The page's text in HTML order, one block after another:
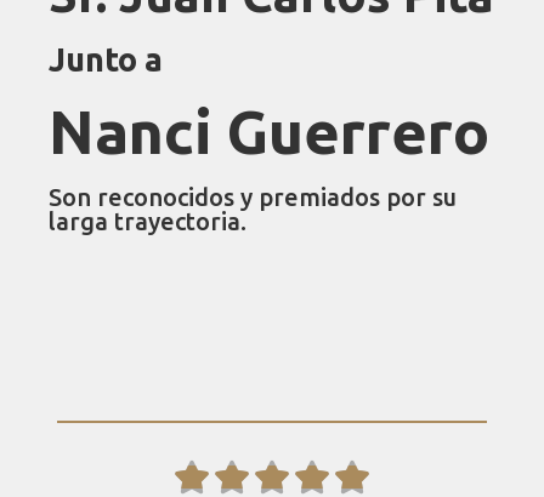
Junto a
Nanci Guerrero
Son reconocidos y premiados por su
larga trayectoria.
